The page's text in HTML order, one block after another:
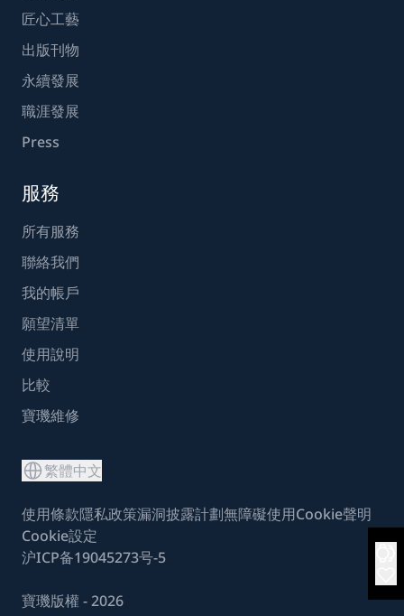
匠心工藝
出版刊物
永續發展
職涯發展
Press
服務
所有服務
聯絡我們
我的帳戶
願望清單
使用說明
比較
寶璣維修
繁體中文
使用條款隱私政策漏洞披露計劃無障礙使用Cookie聲明
Cookie設定
沪ICP备19045273号-5
寶璣版權 - 2026